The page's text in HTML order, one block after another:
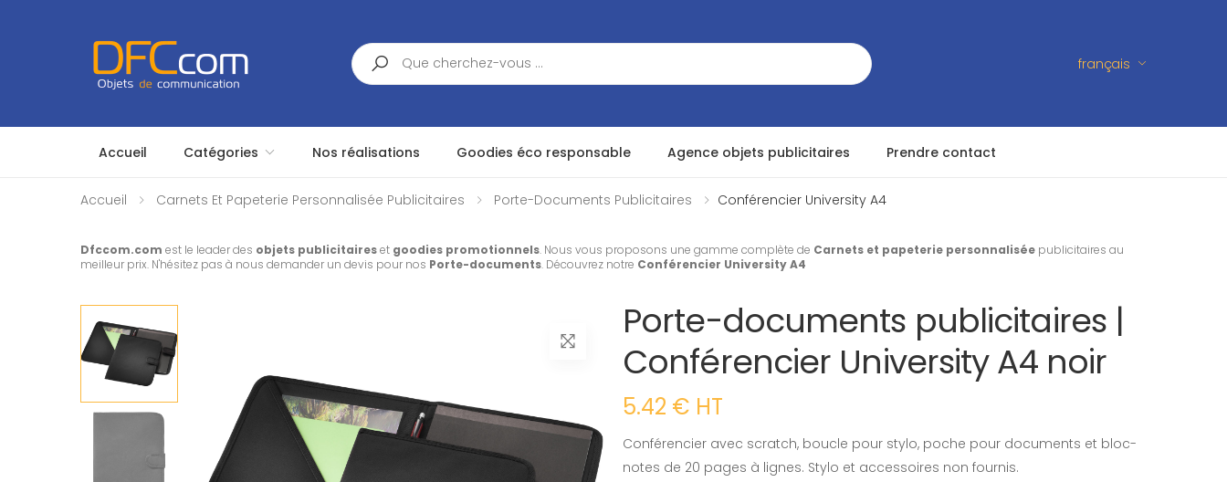
Search
français
Accueil Catégories Nos réalisations Goodies éco responsable Agence objets publicitaires Prendre contact
Accueil Carnets Et Papeterie Personnalisée Publicitaires Porte-Documents Publicitaires Conférencier University A4
Dfccom.com est le leader des objets publicitaireset goodies promotionnels. Nous vous proposons une gamme complète de Carnets et papeterie personnalisée publicitaires au
meilleur prix. N'hésitez pas à nous demander un devis pour nos Porte-documents. Découvrez notre Conférencier University A4
Porte-documents publicitaires |
Conférencier University A4 noir
5.42 € HT
Conférencier avec scratch, boucle pour stylo, poche pour documents et bloc-
notes de 20 pages à lignes. Stylo et accessoires non fournis.